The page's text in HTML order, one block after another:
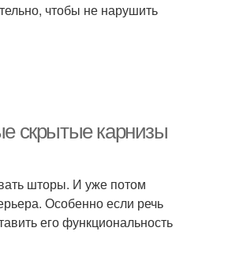
чтобы не нарушить
скрытые карнизы
шторы. И уже потом
Особенно если речь
его функциональность